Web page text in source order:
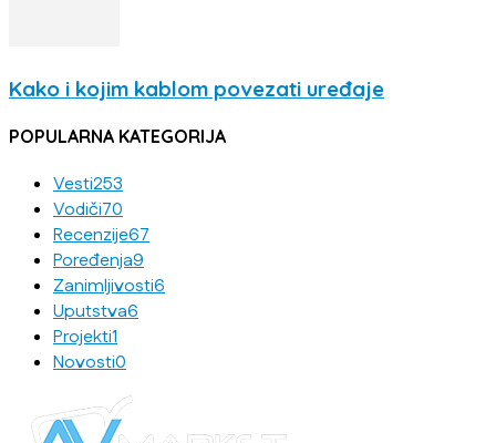
Kako i kojim kablom povezati uređaje
POPULARNA KATEGORIJA
Vesti253
Vodiči70
Recenzije67
Poređenja9
Zanimljivosti6
Uputstva6
Projekti1
Novosti0